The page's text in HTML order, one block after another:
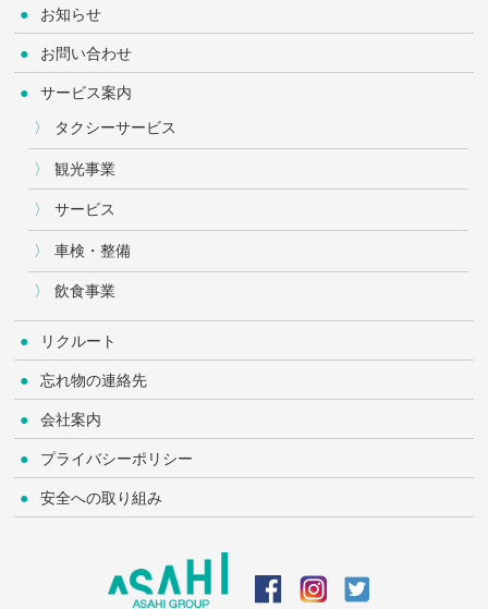
お知らせ
お問い合わせ
サービス案内
タクシーサービス
観光事業
サービス
車検・整備
飲食事業
リクルート
忘れ物の連絡先
会社案内
プライバシーポリシー
安全への取り組み